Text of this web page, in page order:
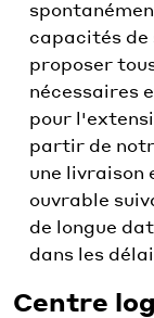
capacités de
proposer
nécessaires
pour
partir de
une livraison
ouvrable
de longue
dans les
Centre